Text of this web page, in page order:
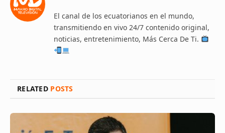
El canal de los ecuatorianos en el mundo,
transmitiendo en vivo 24/7 contenido original,
noticias, entretenimiento, Más Cerca De Ti.
RELATED POSTS